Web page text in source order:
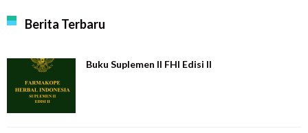
Berita Terbaru
Buku Suplemen II FHI Edisi II